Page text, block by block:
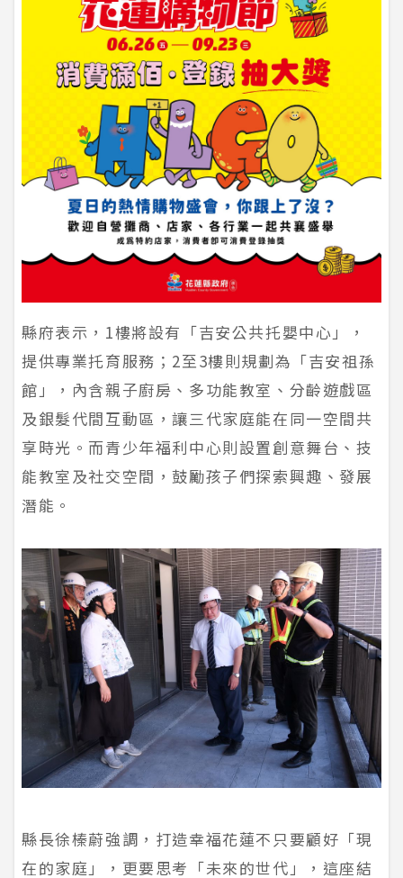
縣府表示，1樓將設有「吉安公共托嬰中心」，
提供專業托育服務；2至3樓則規劃為「吉安祖孫
館」，內含親子廚房、多功能教室、分齡遊戲區
及銀髮代間互動區，讓三代家庭能在同一空間共
享時光。而青少年福利中心則設置創意舞台、技
能教室及社交空間，鼓勵孩子們探索興趣、發展
潛能。
縣長徐榛蔚強調，打造幸福花蓮不只要顧好「現
在的家庭」，更要思考「未來的世代」，這座結